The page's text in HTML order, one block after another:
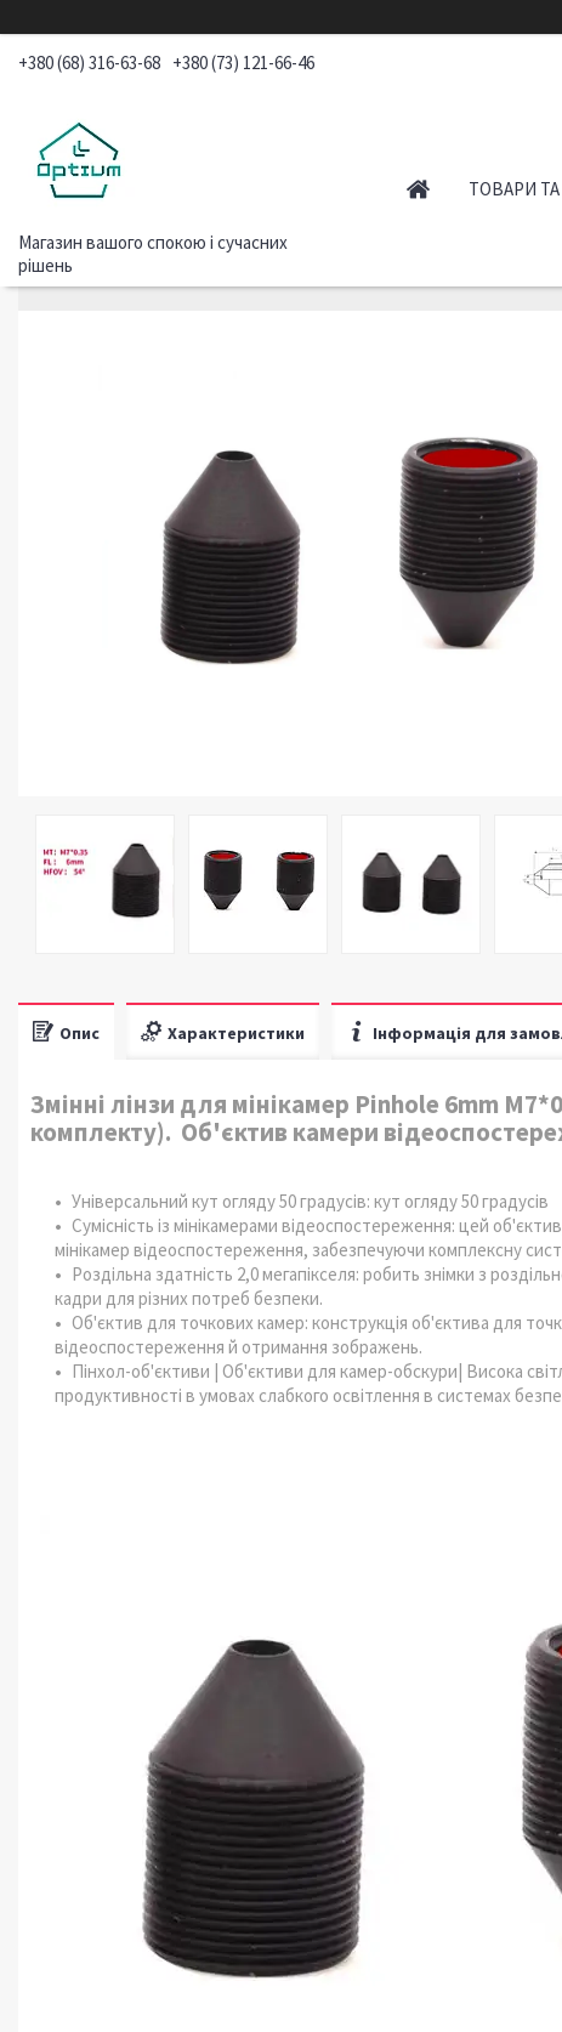
+380 (68) 316-63-68 +380 (73) 121-66-46
Магазин вашого спокою і сучасних
рішень
ТОВАРИ
Опис Характеристики Інформація для
Змінні лінзи для мінікамер Pinhole 6mm
комплекту). Об'єктив камери
Універсальний кут огляду 50 градусів: кут огляду 50 градусів
Сумісність із мінікамерами відеоспостереження: цей
мінікамер відеоспостереження, забезпечуючи комплексну
Роздільна здатність 2,0 мегапікселя: робить знімки з
кадри для різних потреб безпеки.
Об'єктив для точкових камер: конструкція об'єктива для
відеоспостереження й отримання зображень.
Пінхол-об'єктиви | Об'єктиви для камер-обскури| Висока
продуктивності в умовах слабкого освітлення в системах